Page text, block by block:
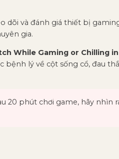
và đánh giá thiết bị
gia.
While Gaming or Chilling
lý về cột sống cổ, đau
20 phút chơi game, hãy